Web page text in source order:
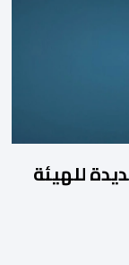
للهيئة